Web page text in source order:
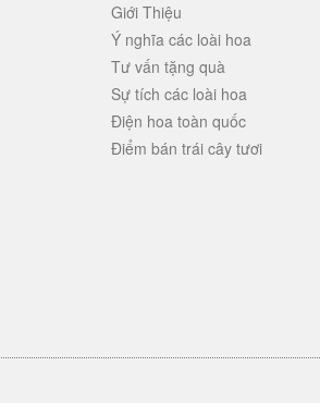
Giới Thiệu
Ý nghĩa các loài hoa
Tư vấn tặng quà
Sự tích các loài hoa
Điện hoa toàn quốc
Điểm bán trái cây tươi